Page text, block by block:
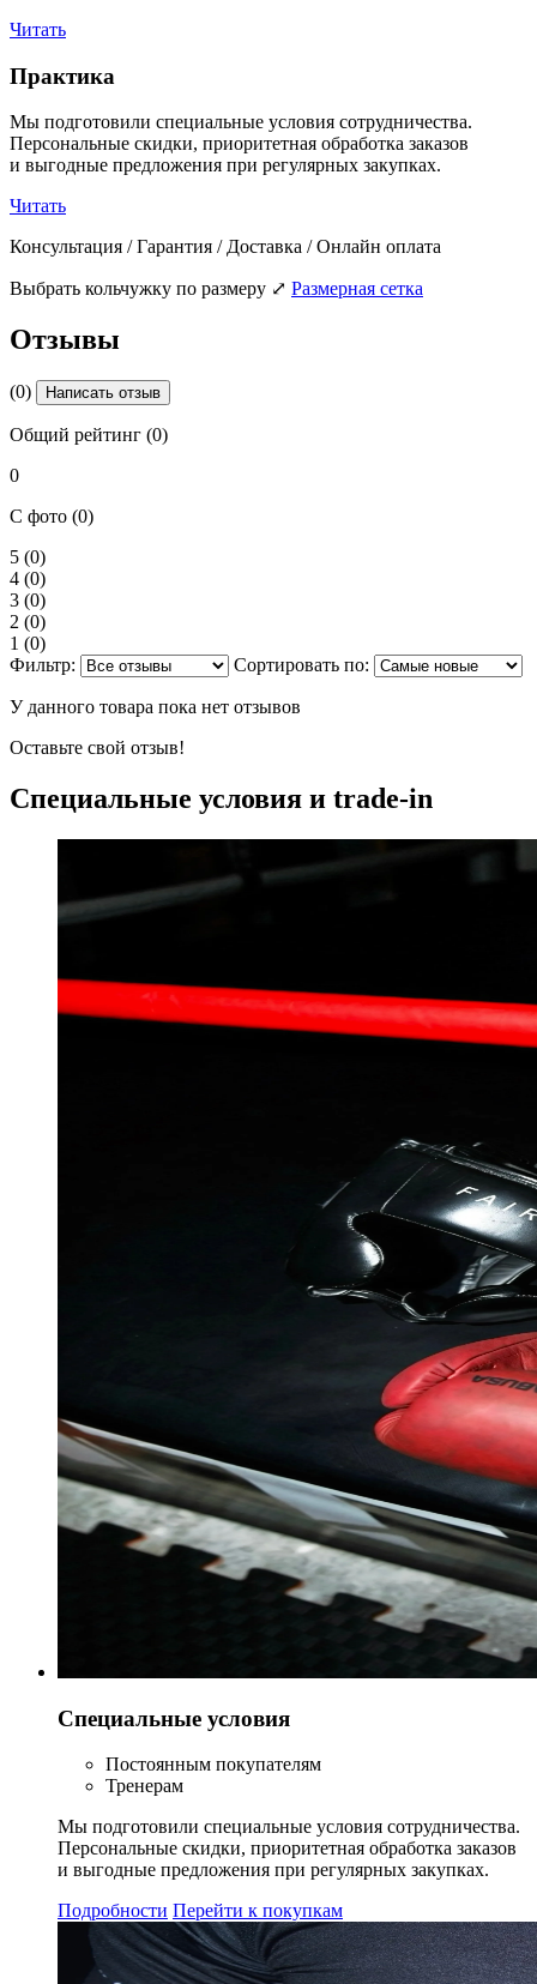
Читать
Практика
Мы подготовили специальные условия сотрудничества.
Персональные скидки, приоритетная обработка заказов
и выгодные предложения при регулярных закупках.
Читать
Консультация / Гарантия / Доставка / Онлайн оплата
Выбрать кольчужку по размеру ⤢ Размерная сетка
Отзывы
(0) Написать отзыв
Общий рейтинг (0)
0
С фото (0)
5 (0)
4 (0)
3 (0)
2 (0)
1 (0)
Фильтр:
Сортировать по:
У данного товара пока нет отзывов
Оставьте свой отзыв!
Специальные условия и trade-in
Специальные условия
Постоянным покупателям
Тренерам
Мы подготовили специальные условия сотрудничества.
Персональные скидки, приоритетная обработка заказов
и выгодные предложения при регулярных закупках.
Подробности Перейти к покупкам